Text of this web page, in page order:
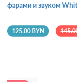
фарами и звуком
125.00 BYN